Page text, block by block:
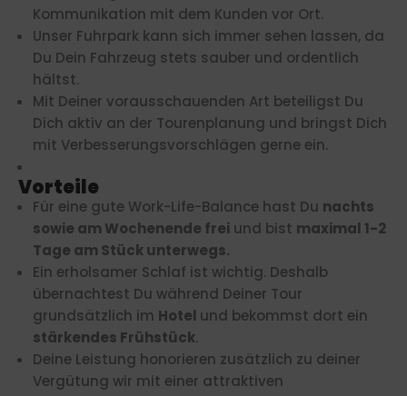
Kommunikation mit dem Kunden vor Ort.
Unser Fuhrpark kann sich immer sehen lassen, da
Du Dein Fahrzeug stets sauber und ordentlich
hältst.
Mit Deiner vorausschauenden Art beteiligst Du
Dich aktiv an der Tourenplanung und bringst Dich
mit Verbesserungsvorschlägen gerne ein.
Vorteile
Für eine gute Work-Life-Balance hast Du nachts
sowie am Wochenende frei und bist maximal 1-2
Tage am Stück unterwegs.
Ein erholsamer Schlaf ist wichtig. Deshalb
übernachtest Du während Deiner Tour
grundsätzlich im Hotel und bekommst dort ein
stärkendes Frühstück.
Deine Leistung honorieren zusätzlich zu deiner
Vergütung wir mit einer attraktiven